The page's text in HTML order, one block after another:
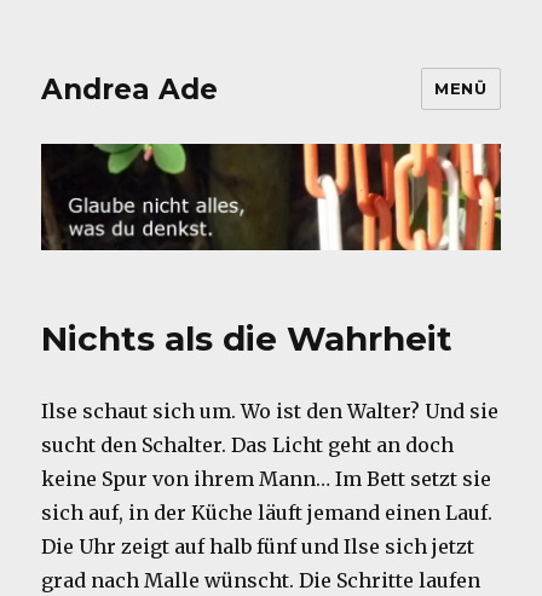
Andrea Ade MENÜ
Nichts als die Wahrheit
Ilse schaut sich um. Wo ist den Walter? Und sie
sucht den Schalter. Das Licht geht an doch
keine Spur von ihrem Mann… Im Bett setzt sie
sich auf, in der Küche läuft jemand einen Lauf.
Die Uhr zeigt auf halb fünf und Ilse sich jetzt
grad nach Malle wünscht. Die Schritte laufen